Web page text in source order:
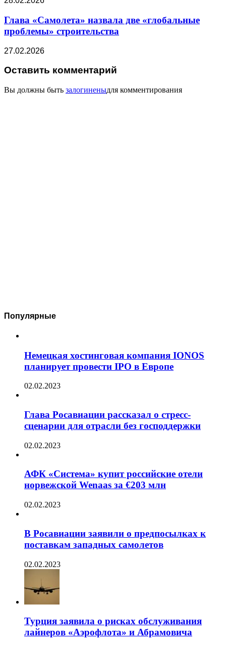
Глава «Самолета» назвала две «глобальные
проблемы» строительства
27.02.2026
Оставить комментарий
Вы должны быть залогиненыдля комментирования
Популярные
Немецкая хостинговая компания IONOS
планирует провести IPO в Европе
02.02.2023
Глава Росавиации рассказал о стресс-
сценарии для отрасли без господдержки
02.02.2023
АФК «Система» купит российские отели
норвежской Wenaas за €203 млн
02.02.2023
В Росавиации заявили о предпосылках к
поставкам западных самолетов
02.02.2023
Турция заявила о рисках обслуживания
лайнеров «Аэрофлота» и Абрамовича